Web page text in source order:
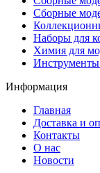
Сборные
Наборы для
Химия для
Информация
Главная
Доставка и
Контакты
О нас
Новости